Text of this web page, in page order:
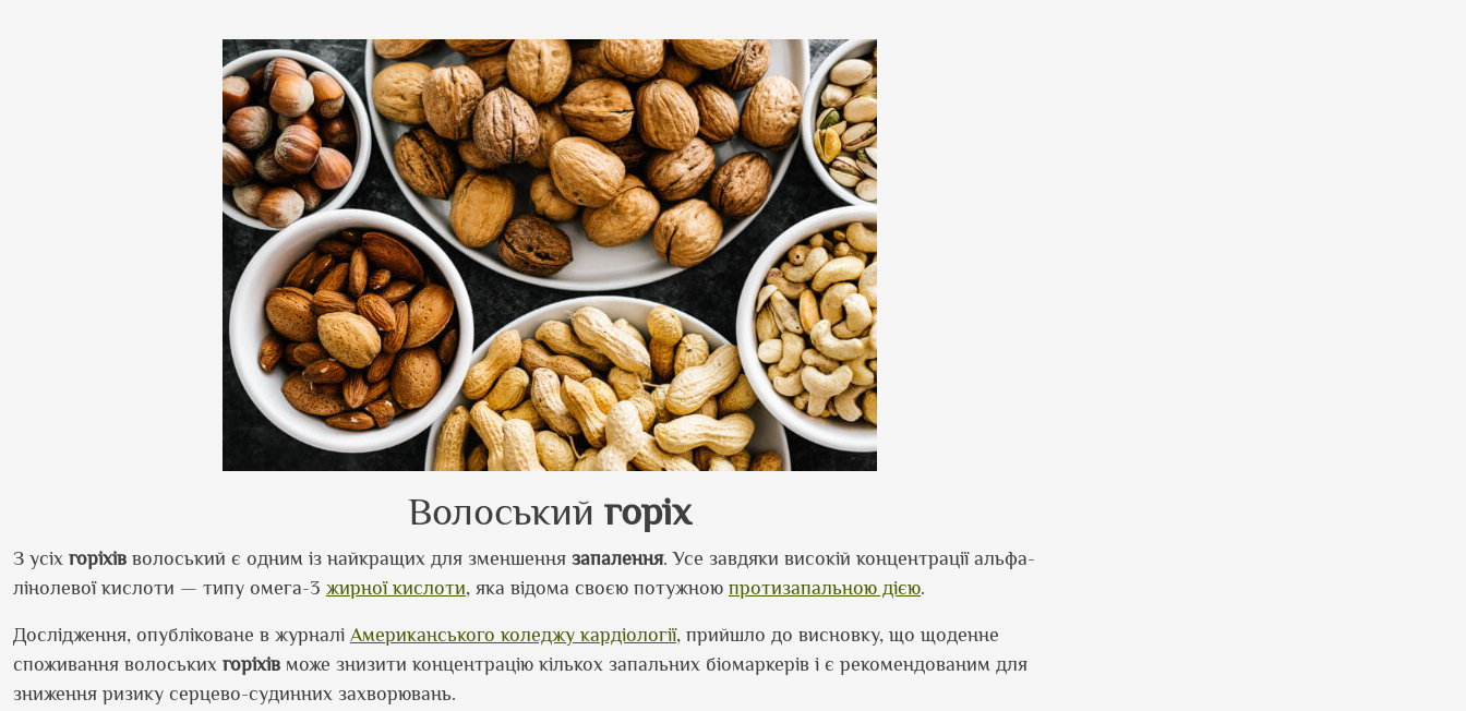
Волоський горіх
З усіх горіхів волоський є одним із найкращих для зменшення запалення. Усе завдяки високій концентрації альфа-
лінолевої кислоти — типу омега-3 жирної кислоти, яка відома своєю потужною протизапальною дією.
Дослідження, опубліковане в журналі Американського коледжу кардіології, прийшло до висновку, що щоденне
споживання волоських горіхів може знизити концентрацію кількох запальних біомаркерів і є рекомендованим для
зниження ризику серцево-судинних захворювань.